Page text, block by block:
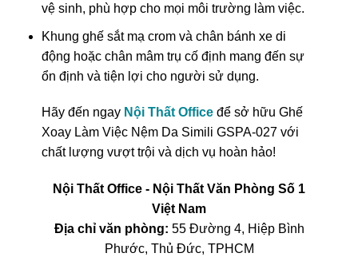
vệ sinh, phù hợp cho mọi môi trường làm việc.
Khung ghế sắt mạ crom và chân bánh xe di
động hoặc chân mâm trụ cố định mang đến sự
ổn định và tiện lợi cho người sử dụng.
Hãy đến ngay Nội Thất Officeđể sở hữu Ghế
Xoay Làm Việc Nệm Da Simili GSPA-027 với
chất lượng vượt trội và dịch vụ hoàn hảo!
Nội Thất Office - Nội Thất Văn Phòng Số 1
Việt Nam
Địa chỉ văn phòng: 55 Đường 4, Hiệp Bình
Phước, Thủ Đức, TPHCM